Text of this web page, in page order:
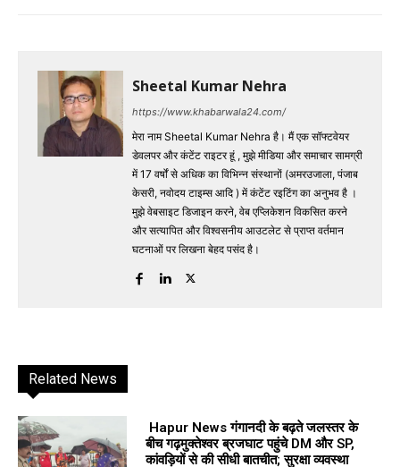
Sheetal Kumar Nehra
https://www.khabarwala24.com/
मेरा नाम Sheetal Kumar Nehra है। मैं एक सॉफ्टवेयर
डेवलपर और कंटेंट राइटर हूं , मुझे मीडिया और समाचार सामग्री
में 17 वर्षों से अधिक का विभिन्न संस्थानों (अमरउजाला, पंजाब
केसरी, नवोदय टाइम्स आदि ) में कंटेंट रइटिंग का अनुभव है ।
मुझे वेबसाइट डिजाइन करने, वेब एप्लिकेशन विकसित करने
और सत्यापित और विश्वसनीय आउटलेट से प्राप्त वर्तमान
घटनाओं पर लिखना बेहद पसंद है।
Related News
Hapur News गंगानदी के बढ़ते जलस्तर के
बीच गढ़मुक्तेश्वर ब्रजघाट पहुंचे DM और SP,
कांवड़ियों से की सीधी बातचीत; सुरक्षा व्यवस्था